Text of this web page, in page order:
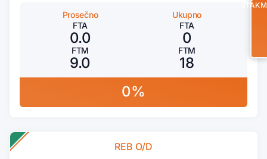
Prosečno
FTA
0.0
FTM
9.0
Ukupno
FTA
0
FTM
18
0%
REB O/D